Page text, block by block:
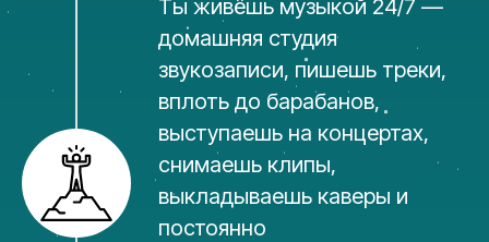
Ты живёшь музыкой 24/7 —
домашняя студия
звукозаписи, пишешь треки,
вплоть до барабанов,
выступаешь на концертах,
снимаешь клипы,
выкладываешь каверы и
постоянно